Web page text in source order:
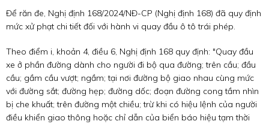
Để răn đe, Nghị định 168/2024/NĐ-CP (Nghị định 168) đã quy định
mức xử phạt chi tiết đối với hành vi quay đầu ô tô trái phép.
Theo điểm i, khoản 4, điều 6, Nghị định 168 quy định: "Quay đầu
xe ở phần đường dành cho người đi bộ qua đường; trên cầu; đầu
cầu; gầm cầu vượt; ngầm; tại nơi đường bộ giao nhau cùng mức
với đường sắt; đường hẹp; đường dốc; đoạn đường cong tầm nhìn
bị che khuất; trên đường một chiều; trừ khi có hiệu lệnh của người
điều khiển giao thông hoặc chỉ dẫn của biển báo hiệu tạm thời